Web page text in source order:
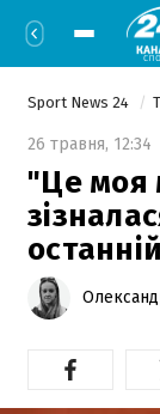
Sport News 24
26 травня, 12:34
"Це моя